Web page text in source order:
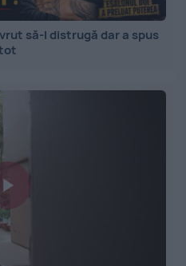
să-l distrugă dar a spus